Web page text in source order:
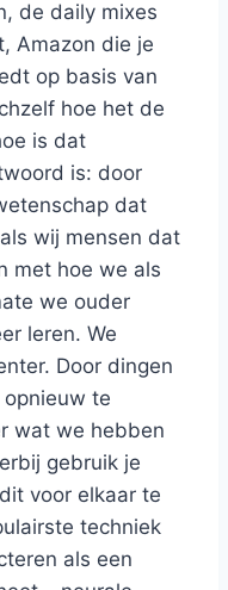
de daily mixes
Amazon die je
op basis van
hoe het de
is dat
is: door
dat
wij mensen dat
met hoe we als
we ouder
leren. We
Door dingen
te
wat we hebben
gebruik je
voor elkaar te
techniek
als een